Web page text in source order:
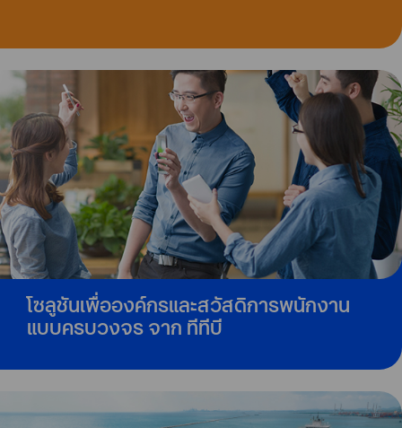
โซลูชันเพื่อองค์กรและสวัสดิการพนักงาน
แบบครบวงจร จาก ทีทีบี